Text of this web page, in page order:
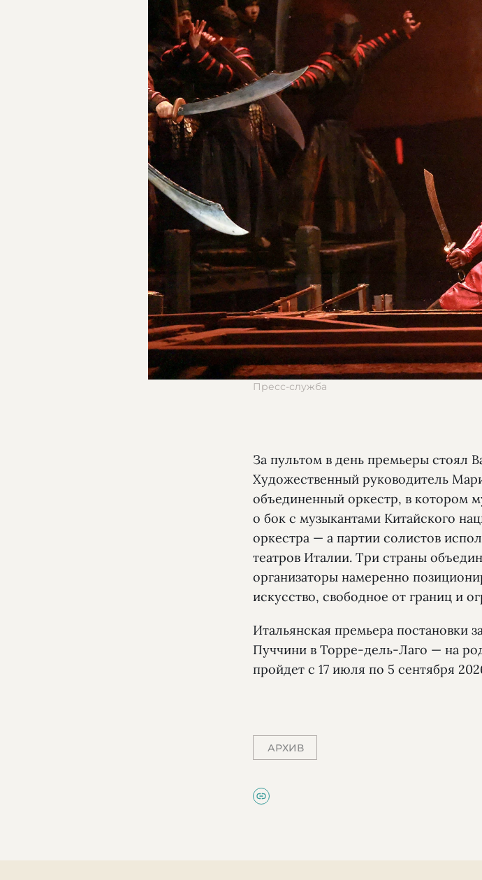
Пресс-служба
За пультом в день премьеры стоял
Художественный руководитель
объединенный оркестр, в котором
о бок с музыкантами Китайского
оркестра — а партии солистов
театров Италии. Три страны
организаторы намеренно
искусство, свободное от границ и
Итальянская премьера постановки
Пуччини в Торре-дель-Лаго — на
пройдет с 17 июля по 5 сентября
АРХИВ